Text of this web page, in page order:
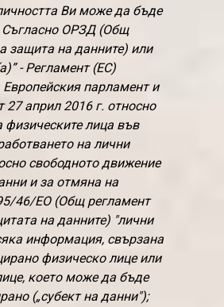
Ви може да бъде
Съгласно ОРЗД (Общ
защита на данните) или
- Регламент (ЕС)
парламент и
27 април 2016 г. относно
физическите лица във
на лични
свободното движение
и за отмяна на
46/ЕО (Общ регламент
на данните) "лични
информация, свързана
физическо лице или
което може да бъде
(„субект на данни");